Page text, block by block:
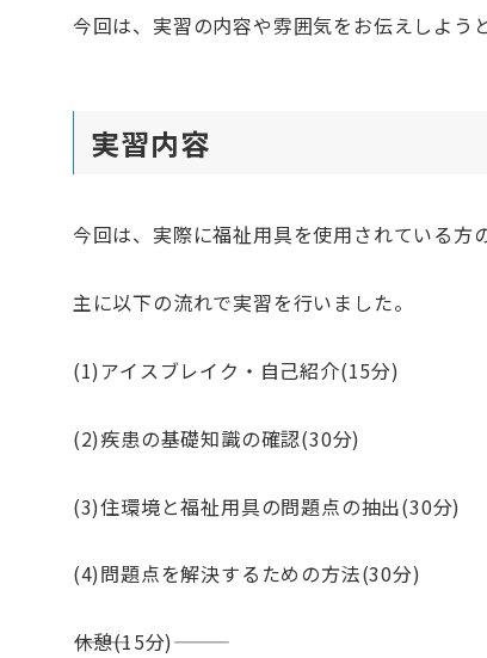
今回は、実習の内容や雰囲気をお伝えしよう
実習内容
今回は、実際に福祉用具を使用されている方
主に以下の流れで実習を行いました。
(1)アイスブレイク・自己紹介(15分)
(2)疾患の基礎知識の確認(30分)
(3)住環境と福祉用具の問題点の抽出(30分)
(4)問題点を解決するための方法(30分)
―――休憩(15分)―――